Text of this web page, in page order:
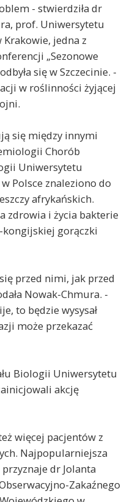
- stwierdziła dr
prof. Uniwersytetu
jedna z
„Sezonowe
się w Szczecinie. -
w roślinności żyjącej
się między innymi
Chorób
Uniwersytetu
Polsce znaleziono do
afrykańskich.
zdrowia i życia bakterie
gorączki
przed nimi, jak przed
Nowak-Chmura. -
to będzie wysysał
może przekazać
Biologii Uniwersytetu
akcję
więcej pacjentów z
Najpopularniejsza
dr Jolanta
Zakaźnego